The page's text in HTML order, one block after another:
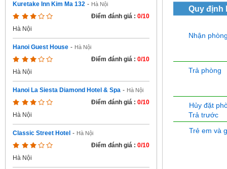
Kuretake Inn Kim Ma 132 - Hà Nội
Điểm đánh giá : 0/10
Hà Nội
Hanoi Guest House - Hà Nội
Điểm đánh giá : 0/10
Hà Nội
Hanoi La Siesta Diamond Hotel & Spa - Hà Nội
Điểm đánh giá : 0/10
Hà Nội
Classic Street Hotel - Hà Nội
Điểm đánh giá : 0/10
Hà Nội
Quy định
Nhận
Trả phòng
Hủy đặt
Trả trước
Trẻ em và